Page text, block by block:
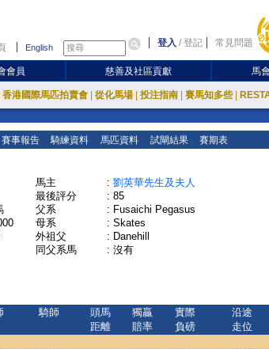
English 登入 /登記 常見問題
會員 慈善及社區貢獻 馬
香港國際馬匹拍賣會 從化馬場 投注指南 賽馬知多些
賽事報告 騎練資料 馬匹資料 試閘結果 賽期表
馬主 : 劉英華先生及夫人
最後評分
: 85
父系
: Fusaichi Pegasus
母系
: Skates
外祖父
: Danehill
同父系馬
: 沒有
騎師
頭馬
距離
獨贏
賠率
實際
負磅
沿途
走位